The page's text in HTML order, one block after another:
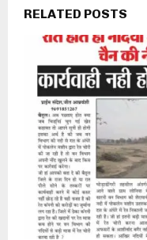
RELATED POSTS